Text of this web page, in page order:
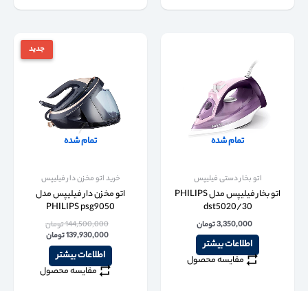
تمام شده
اتو بخار دستی فیلیپس
اتو بخار فیلیپس مدل PHILIPS
dst5020/30
3,350,000تومان
اطلاعات بیشتر
مقایسه محصول
جدید
تمام شده
خرید اتو مخزن دار فیلیپس
اتو مخزن دار فیلیپس مدل
PHILIPS psg9050
144,500,000تومان
139,930,000تومان
اطلاعات بیشتر
مقایسه محصول